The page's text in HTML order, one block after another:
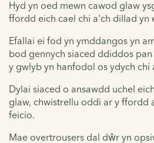
Hyd yn oed mewn cawod glaw
ffordd eich cael chi a'ch dillad yn
Efallai ei fod yn ymddangos yn
bod gennych siaced ddiddos
y gwlyb yn hanfodol os ydych chi
Dylai siaced o ansawdd uchel
glaw, chwistrellu oddi ar y ffordd
feicio.
Mae overtrousers dal dŵr yn